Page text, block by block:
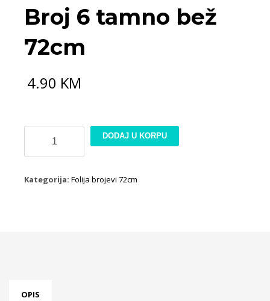
Broj 6 tamno bež
72cm
4.90 KM
tamno
72cm
DODAJ U KORPU
Kategorija: Folija brojevi 72cm
OPIS